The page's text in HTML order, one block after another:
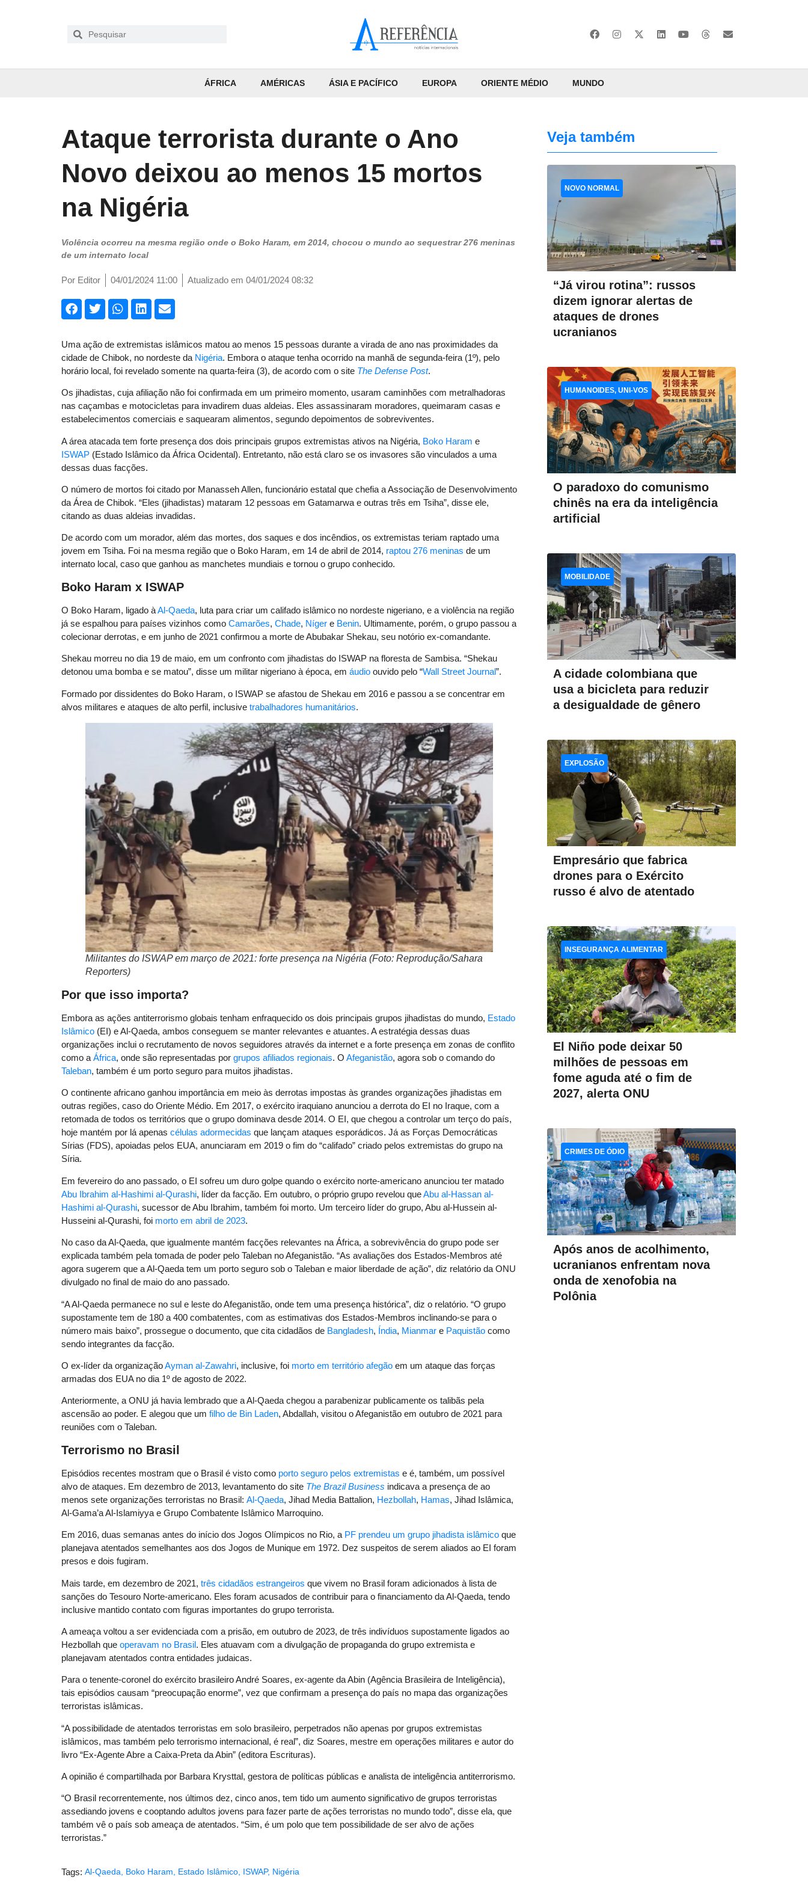
ÁFRICA AMÉRICAS ÁSIA E PACÍFICO EUROPA ORIENTE MÉDIO MUNDO
Ataque terrorista durante o Ano
Novo deixou ao menos 15 mortos
na Nigéria
Violência ocorreu na mesma região onde o Boko Haram, em 2014, chocou o mundo ao sequestrar 276 meninas
de um internato local
Por Editor 04/01/2024 11:00 Atualizado em 04/01/2024 08:32
Uma ação de extremistas islâmicos matou ao menos 15 pessoas durante a virada de ano nas proximidades da
cidade de Chibok, no nordeste da Nigéria. Embora o ataque tenha ocorrido na manhã de segunda-feira (1º), pelo
horário local, foi revelado somente na quarta-feira (3), de acordo com o site The Defense Post.
Os jihadistas, cuja afiliação não foi confirmada em um primeiro momento, usaram caminhões com metralhadoras
nas caçambas e motocicletas para invadirem duas aldeias. Eles assassinaram moradores, queimaram casas e
estabelecimentos comerciais e saquearam alimentos, segundo depoimentos de sobreviventes.
A área atacada tem forte presença dos dois principais grupos extremistas ativos na Nigéria, Boko Haram e
ISWAP (Estado Islâmico da África Ocidental). Entretanto, não está claro se os invasores são vinculados a uma
dessas duas facções.
O número de mortos foi citado por Manasseh Allen, funcionário estatal que chefia a Associação de Desenvolvimento
da Área de Chibok. “Eles (jihadistas) mataram 12 pessoas em Gatamarwa e outras três em Tsiha”, disse ele,
citando as duas aldeias invadidas.
De acordo com um morador, além das mortes, dos saques e dos incêndios, os extremistas teriam raptado uma
jovem em Tsiha. Foi na mesma região que o Boko Haram, em 14 de abril de 2014, raptou 276 meninas de um
internato local, caso que ganhou as manchetes mundiais e tornou o grupo conhecido.
Boko Haram x ISWAP
O Boko Haram, ligado àAl-Qaeda, luta para criar um califado islâmico no nordeste nigeriano, e a violência na região
já se espalhou para países vizinhos como Camarões, Chade, Níger e Benin. Ultimamente, porém, o grupo passou a
colecionar derrotas, e em junho de 2021 confirmou a morte de Abubakar Shekau, seu notório ex-comandante.
Shekau morreu no dia 19 de maio, em um confronto com jihadistas do ISWAP na floresta de Sambisa. “Shekau
detonou uma bomba e se matou”, disse um militar nigeriano à época, em áudio ouvido pelo “Wall Street Journal”.
Formado por dissidentes do Boko Haram, o ISWAP se afastou de Shekau em 2016 e passou a se concentrar em
alvos militares e ataques de alto perfil, inclusive trabalhadores humanitários.
Militantes do ISWAP em março de 2021: forte presença na Nigéria (Foto: Reprodução/Sahara
Reporters)
Por que isso importa?
Embora as ações antiterrorismo globais tenham enfraquecido os dois principais grupos jihadistas do mundo, Estado
Islâmico (EI) e Al-Qaeda, ambos conseguem se manter relevantes e atuantes. A estratégia dessas duas
organizações inclui o recrutamento de novos seguidores através da internet e a forte presença em zonas de conflito
como a África, onde são representadas por grupos afiliados regionais. O Afeganistão, agora sob o comando do
Taleban, também é um porto seguro para muitos jihadistas.
O continente africano ganhou importância em meio às derrotas impostas às grandes organizações jihadistas em
outras regiões, caso do Oriente Médio. Em 2017, o exército iraquiano anunciou a derrota do EI no Iraque, com a
retomada de todos os territórios que o grupo dominava desde 2014. O EI, que chegou a controlar um terço do país,
hoje mantém por lá apenas células adormecidas que lançam ataques esporádicos. Já as Forças Democráticas
Sírias (FDS), apoiadas pelos EUA, anunciaram em 2019 o fim do “califado” criado pelos extremistas do grupo na
Síria.
Em fevereiro do ano passado, o EI sofreu um duro golpe quando o exército norte-americano anunciou ter matado
Abu Ibrahim al-Hashimi al-Qurashi, líder da facção. Em outubro, o próprio grupo revelou queAbu al-Hassan al-
Hashimi al-Qurashi, sucessor de Abu Ibrahim, também foi morto. Um terceiro líder do grupo, Abu al-Hussein al-
Husseini al-Qurashi, foi morto em abril de 2023.
No caso da Al-Qaeda, que igualmente mantém facções relevantes na África, a sobrevivência do grupo pode ser
explicada também pela tomada de poder pelo Taleban no Afeganistão. “As avaliações dos Estados-Membros até
agora sugerem que a Al-Qaeda tem um porto seguro sob o Taleban e maior liberdade de ação”, diz relatório da ONU
divulgado no final de maio do ano passado.
“A Al-Qaeda permanece no sul e leste do Afeganistão, onde tem uma presença histórica”, diz o relatório. “O grupo
supostamente tem de 180 a 400 combatentes, com as estimativas dos Estados-Membros inclinando-se para o
número mais baixo”, prossegue o documento, que cita cidadãos de Bangladesh, Índia, Mianmar e Paquistão como
sendo integrantes da facção.
O ex-líder da organizaçãoAyman al-Zawahri, inclusive, foi morto em território afegão em um ataque das forças
armadas dos EUA no dia 1º de agosto de 2022.
Anteriormente, a ONU já havia lembrado que a Al-Qaeda chegou a parabenizar publicamente os talibãs pela
ascensão ao poder. E alegou que um filho de Bin Laden, Abdallah, visitou o Afeganistão em outubro de 2021 para
reuniões com o Taleban.
Terrorismo no Brasil
Episódios recentes mostram que o Brasil é visto como porto seguro pelos extremistas e é, também, um possível
alvo de ataques. Em dezembro de 2013, levantamento do site The Brazil Business indicava a presença de ao
menos sete organizações terroristas no Brasil: Al-Qaeda, Jihad Media Battalion, Hezbollah, Hamas, Jihad Islâmica,
Al-Gama’a Al-Islamiyya e Grupo Combatente Islâmico Marroquino.
Em 2016, duas semanas antes do início dos Jogos Olímpicos no Rio, a PF prendeu um grupo jihadista islâmico que
planejava atentados semelhantes aos dos Jogos de Munique em 1972. Dez suspeitos de serem aliados ao EI foram
presos e dois fugiram.
Mais tarde, em dezembro de 2021, três cidadãos estrangeiros que vivem no Brasil foram adicionados à lista de
sanções do Tesouro Norte-americano. Eles foram acusados de contribuir para o financiamento da Al-Qaeda, tendo
inclusive mantido contato com figuras importantes do grupo terrorista.
A ameaça voltou a ser evidenciada com a prisão, em outubro de 2023, de três indivíduos supostamente ligados ao
Hezbollah que operavam no Brasil. Eles atuavam com a divulgação de propaganda do grupo extremista e
planejavam atentados contra entidades judaicas.
Para o tenente-coronel do exército brasileiro André Soares, ex-agente da Abin (Agência Brasileira de Inteligência),
tais episódios causam “preocupação enorme”, vez que confirmam a presença do país no mapa das organizações
terroristas islâmicas.
“A possibilidade de atentados terroristas em solo brasileiro, perpetrados não apenas por grupos extremistas
islâmicos, mas também pelo terrorismo internacional, é real”, diz Soares, mestre em operações militares e autor do
livro “Ex-Agente Abre a Caixa-Preta da Abin” (editora Escrituras).
A opinião é compartilhada por Barbara Krysttal, gestora de políticas públicas e analista de inteligência antiterrorismo.
“O Brasil recorrentemente, nos últimos dez, cinco anos, tem tido um aumento significativo de grupos terroristas
assediando jovens e cooptando adultos jovens para fazer parte de ações terroristas no mundo todo”, disse ela, que
também vê o país sob ameaça de atentados. “Sim, é um polo que tem possibilidade de ser alvo de ações
terroristas.”
Tags: Al-Qaeda Boko Haram Estado Islâmico ISWAP, Nigéria
Veja também
“Já virou rotina”: russos
dizem ignorar alertas de
ataques de drones
ucranianos
NOVO NORMAL
O paradoxo do comunismo
chinês na era da inteligência
artificial
HUMANOIDES, UNI-VOS
A cidade colombiana que
usa a bicicleta para reduzir
a desigualdade de gênero
MOBILIDADE
Empresário que fabrica
drones para o Exército
russo é alvo de atentado
EXPLOSÃO
El Niño pode deixar 50
milhões de pessoas em
fome aguda até o fim de
2027, alerta ONU
INSEGURANÇA ALIMENTAR
Após anos de acolhimento,
ucranianos enfrentam nova
onda de xenofobia na
Polônia
CRIMES DE ÓDIO